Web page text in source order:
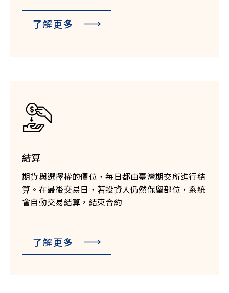
了解更多
結算
期貨與選擇權的價位，每日都由臺灣期交所進行結
算。在最後交易日，若投資人仍然保留部位，系統
會自動交易結算，結束合約
了解更多